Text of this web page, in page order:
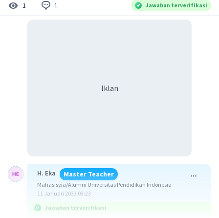
1 1 Jawaban terverifikasi
Iklan
H. Eka Master Teacher
Mahasiswa/Alumni Universitas Pendidikan Indonesia
11 Januari 2023 03:23
Jawaban terverifikasi